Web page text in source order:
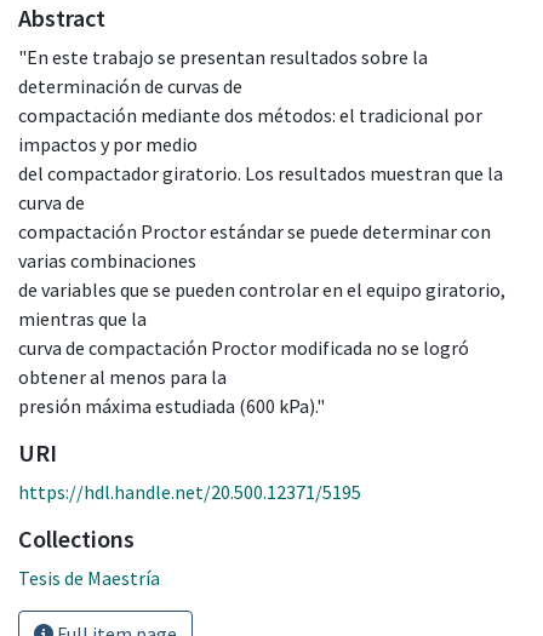
Abstract
"En este trabajo se presentan resultados sobre la
determinación de curvas de
compactación mediante dos métodos: el tradicional por
impactos y por medio
del compactador giratorio. Los resultados muestran que la
curva de
compactación Proctor estándar se puede determinar con
varias combinaciones
de variables que se pueden controlar en el equipo giratorio,
mientras que la
curva de compactación Proctor modificada no se logró
obtener al menos para la
presión máxima estudiada (600 kPa)."
URI
https://hdl.handle.net/20.500.12371/5195
Collections
Tesis de Maestría